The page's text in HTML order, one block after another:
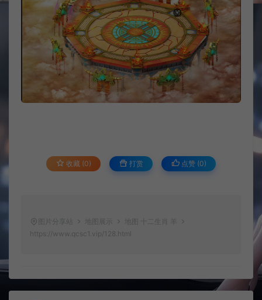
收藏 (0) 打赏 点赞 (0)
图片分享站 地图展示
地图 十二生肖 羊
https://www.qcsc1.vip/128.html